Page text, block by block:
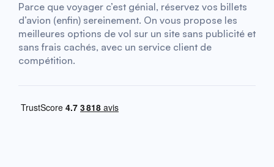
Parce que voyager c’est génial, réservez vos billets
d’avion (enfin) sereinement. On vous propose les
meilleures options de vol sur un site sans publicité et
sans frais cachés, avec un service client de
compétition.